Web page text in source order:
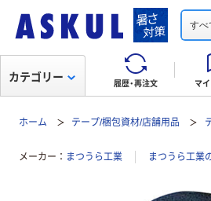
すべ
履歴・再注文 マ
カテゴリー
ホーム テープ/梱包資材/店舗用品
メーカー まつうら工業 まつうら工業